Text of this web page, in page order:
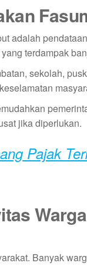
adalah
terdampak
sekolah,
jika diperlukan.
Pajak
Warga
Banyak